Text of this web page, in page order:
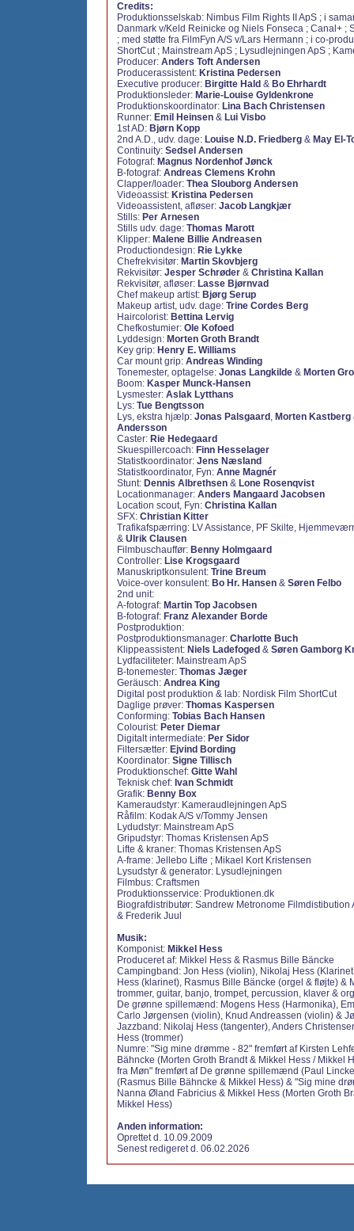
Credits:
Produktionsselskab: Nimbus Film Rights II ApS ; i
Danmark v/Keld Reinicke og Niels Fonseca ; Canal+ ;
; med støtte fra FilmFyn A/S v/Lars Hermann ; i co-
ShortCut ; Mainstream ApS ; Lysudlejningen ApS ;
Producer: Anders Toft Andersen
Producerassistent: Kristina Pedersen
Executive producer: Birgitte Hald & Bo Ehrhardt
Produktionsleder: Marie-Louise Gyldenkrone
Produktionskoordinator: Lina Bach Christensen
Runner: Emil Heinsen & Lui Visbo
1st AD: Bjørn Kopp
2nd A.D., udv. dage: Louise N.D. Friedberg & May El-
Continuity: Sedsel Andersen
Fotograf: Magnus Nordenhof Jønck
B-fotograf: Andreas Clemens Krohn
Clapper/loader: Thea Slouborg Andersen
Videoassist: Kristina Pedersen
Videoassistent, afløser: Jacob Langkjær
Stills: Per Arnesen
Stills udv. dage: Thomas Marott
Klipper: Malene Billie Andreasen
Productiondesign: Rie Lykke
Chefrekvisitør: Martin Skovbjerg
Rekvisitør: Jesper Schrøder & Christina Kallan
Rekvisitør, afløser: Lasse Bjørnvad
Chef makeup artist: Bjørg Serup
Makeup artist, udv. dage: Trine Cordes Berg
Haircolorist: Bettina Lervig
Chefkostumier: Ole Kofoed
Lyddesign: Morten Groth Brandt
Key grip: Henry E. Williams
Car mount grip: Andreas Winding
Tonemester, optagelse: Jonas Langkilde & Morten
Boom: Kasper Munck-Hansen
Lysmester: Aslak Lytthans
Lys: Tue Bengtsson
Lys, ekstra hjælp: Jonas Palsgaard , Morten Kastberg
Andersson
Caster: Rie Hedegaard
Skuespillercoach: Finn Hesselager
Statistkoordinator: Jens Næsland
Statistkoordinator, Fyn: Anne Magnér
Stunt: Dennis Albrethsen & Lone Rosenqvist
Locationmanager: Anders Mangaard Jacobsen
Location scout, Fyn: Christina Kallan
SFX: Christian Kitter
Trafikafspærring: LV Assistance, PF Skilte,
& Ulrik Clausen
Filmbuschauffør: Benny Holmgaard
Controller: Lise Krogsgaard
Manuskriptkonsulent: Trine Breum
Voice-over konsulent: Bo Hr. Hansen & Søren Felbo
2nd unit:
A-fotograf: Martin Top Jacobsen
B-fotograf: Franz Alexander Borde
Postproduktion:
Postproduktionsmanager: Charlotte Buch
Klippeassistent: Niels Ladefoged & Søren Gamborg
Lydfaciliteter: Mainstream ApS
B-tonemester: Thomas Jæger
Geräusch: Andrea King
Digital post produktion & lab: Nordisk Film ShortCut
Daglige prøver: Thomas Kaspersen
Conforming: Tobias Bach Hansen
Colourist: Peter Diemar
Digitalt intermediate: Per Sidor
Filtersætter: Ejvind Bording
Koordinator: Signe Tillisch
Produktionschef: Gitte Wahl
Teknisk chef: Ivan Schmidt
Grafik: Benny Box
Kameraudstyr: Kameraudlejningen ApS
Råfilm: Kodak A/S v/Tommy Jensen
Lydudstyr: Mainstream ApS
Gripudstyr: Thomas Kristensen ApS
Lifte & kraner: Thomas Kristensen ApS
A-frame: Jellebo Lifte ; Mikael Kort Kristensen
Lysudstyr & generator: Lysudlejningen
Filmbus: Craftsmen
Produktionsservice: Produktionen.dk
Biografdistributør: Sandrew Metronome Filmdistibution
& Frederik Juul
Musik:
Komponist: Mikkel Hess
Produceret af: Mikkel Hess & Rasmus Bille Bäncke
Campingband: Jon Hess (violin), Nikolaj Hess
Hess (klarinet), Rasmus Bille Bäncke (orgel & fløjte) &
trommer, guitar, banjo, trompet, percussion, klaver &
De grønne spillemænd: Mogens Hess (Harmonika),
Carlo Jørgensen (violin), Knud Andreassen (violin) &
Jazzband: Nikolaj Hess (tangenter),Anders
Hess (trommer)
Numre: "Sig mine drømme - 82" fremført af Kirsten
Bähncke (Morten Groth Brandt & Mikkel Hess / Mikkel
fra Møn" fremført af De grønne spillemænd (Paul
(Rasmus Bille Bähncke & Mikkel Hess) & "Sig mine
Nanna Øland Fabricius & Mikkel Hess (Morten Groth
Mikkel Hess)
Anden information:
Oprettet d. 10.09.2009
Senest redigeret d. 06.02.2026